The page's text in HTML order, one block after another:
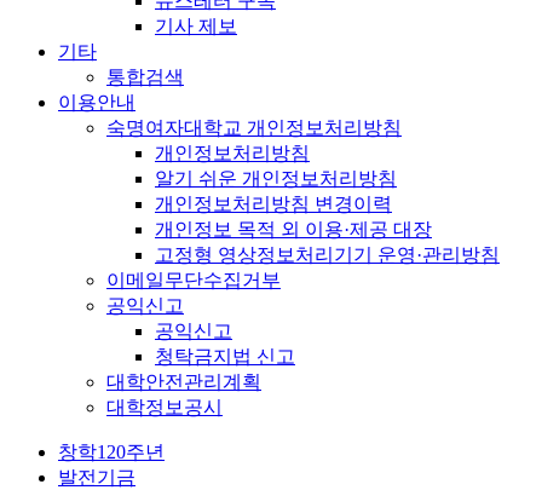
기사 제보
기타
통합검색
이용안내
숙명여자대학교 개인정보처리방침
개인정보처리방침
알기 쉬운 개인정보처리방침
개인정보처리방침 변경이력
개인정보 목적 외 이용·제공 대장
고정형 영상정보처리기기 운영·관리방침
이메일무단수집거부
공익신고
공익신고
청탁금지법 신고
대학안전관리계획
대학정보공시
창학120주년
발전기금